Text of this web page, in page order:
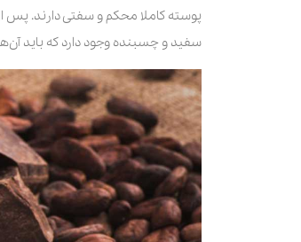
پوسته کاملا محکم و سفتی دارند. پس
سفید و چسبنده وجود دارد که باید